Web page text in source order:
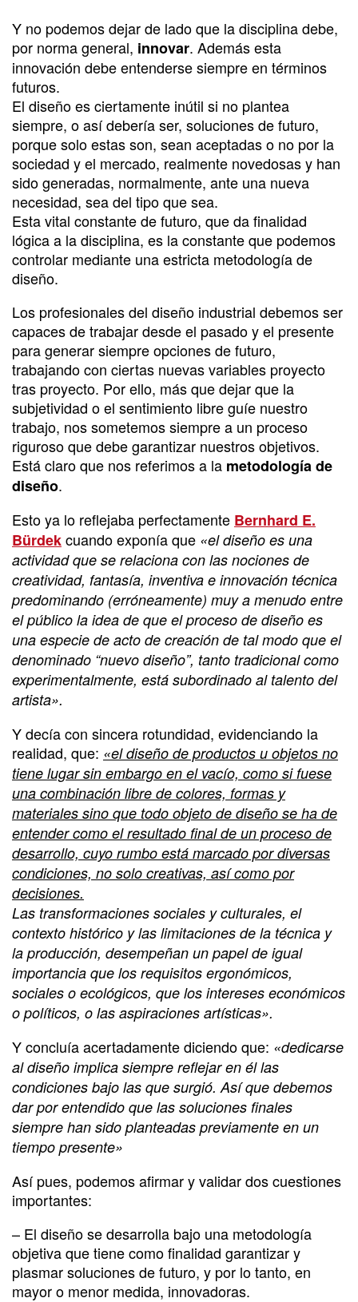
Y no podemos dejar de lado que la disciplina debe,
por norma general, innovar. Además esta
innovación debe entenderse siempre en términos
futuros.
El diseño es ciertamente inútil si no plantea
siempre, o así debería ser, soluciones de futuro,
porque solo estas son, sean aceptadas o no por la
sociedad y el mercado, realmente novedosas y han
sido generadas, normalmente, ante una nueva
necesidad, sea del tipo que sea.
Esta vital constante de futuro, que da finalidad
lógica a la disciplina, es la constante que podemos
controlar mediante una estricta metodología de
diseño.
Los profesionales del diseño industrial debemos ser
capaces de trabajar desde el pasado y el presente
para generar siempre opciones de futuro,
trabajando con ciertas nuevas variables proyecto
tras proyecto. Por ello, más que dejar que la
subjetividad o el sentimiento libre guíe nuestro
trabajo, nos sometemos siempre a un proceso
riguroso que debe garantizar nuestros objetivos.
Está claro que nos referimos a la metodología de
diseño.
Esto ya lo reflejaba perfectamente Bernhard E.
Bürdekcuando exponía que «el diseño es una
actividad que se relaciona con las nociones de
creatividad, fantasía, inventiva e innovación técnica
predominando (erróneamente) muy a menudo entre
el público la idea de que el proceso de diseño es
una especie de acto de creación de tal modo que el
denominado “nuevo diseño”, tanto tradicional como
experimentalmente, está subordinado al talento del
artista».
Y decía con sincera rotundidad, evidenciando la
realidad, que: «el diseño de productos u objetos no
tiene lugar sin embargo en el vacío, como si fuese
una combinación libre de colores, formas y
materiales sino que todo objeto de diseño se ha de
entender como el resultado final de un proceso de
desarrollo, cuyo rumbo está marcado por diversas
condiciones, no solo creativas, así como por
decisiones.
Las transformaciones sociales y culturales, el
contexto histórico y las limitaciones de la técnica y
la producción, desempeñan un papel de igual
importancia que los requisitos ergonómicos,
sociales o ecológicos, que los intereses económicos
o políticos, o las aspiraciones artísticas».
Y concluía acertadamente diciendo que: «dedicarse
al diseño implica siempre reflejar en él las
condiciones bajo las que surgió. Así que debemos
dar por entendido que las soluciones finales
siempre han sido planteadas previamente en un
tiempo presente»
Así pues, podemos afirmar y validar dos cuestiones
importantes:
– El diseño se desarrolla bajo una metodología
objetiva que tiene como finalidad garantizar y
plasmar soluciones de futuro, y por lo tanto, en
mayor o menor medida, innovadoras.